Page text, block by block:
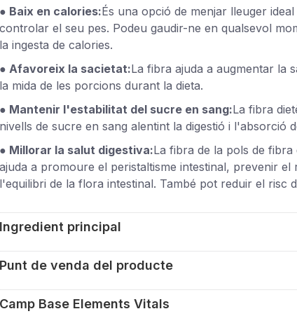
● Baix en calories:És una opció de menjar lleuger
controlar el seu pes. Podeu gaudir-ne en qualsevol
la ingesta de calories.
● Afavoreix la sacietat:La fibra ajuda a augmentar la
la mida de les porcions durant la dieta.
● Mantenir l'estabilitat del sucre en sang:La fibra
nivells de sucre en sang alentint la digestió i l'absorció
● Millorar la salut digestiva:La fibra de la pols de fibra
ajuda a promoure el peristaltisme intestinal, prevenir el
l'equilibri de la flora intestinal. També pot reduir el risc
Ingredient principal
Punt de venda del producte
Camp Base Elements Vitals